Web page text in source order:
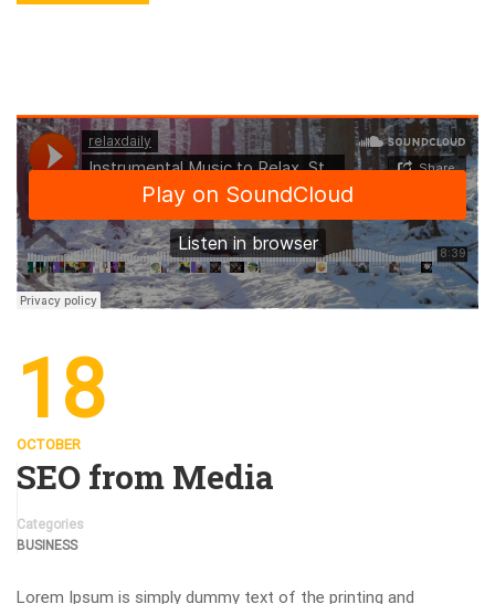
18
OCTOBER
SEO from Media
Categories
BUSINESS
Lorem Ipsum is simply dummy text of the printing and